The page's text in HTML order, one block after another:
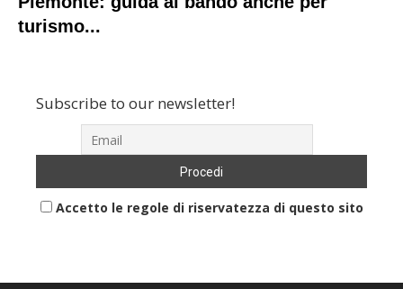
turismo...
Subscribe to our newsletter!
Accetto le regole di riservatezza di questo sito